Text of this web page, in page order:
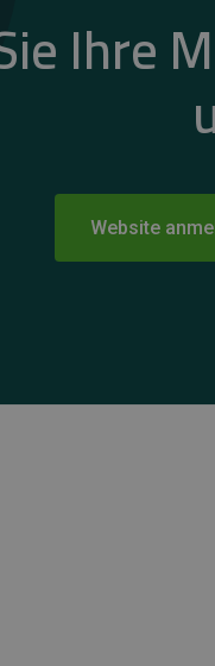
Ihre
Website